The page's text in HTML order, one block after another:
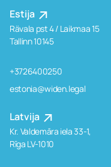
Estija
Rävala pst 4 / Laikmaa 15
Tallinn 10145
+3726400250
estonia@widen.legal
Latvija
Kr. Valdemāra iela 33-1,
Rīga LV-1010